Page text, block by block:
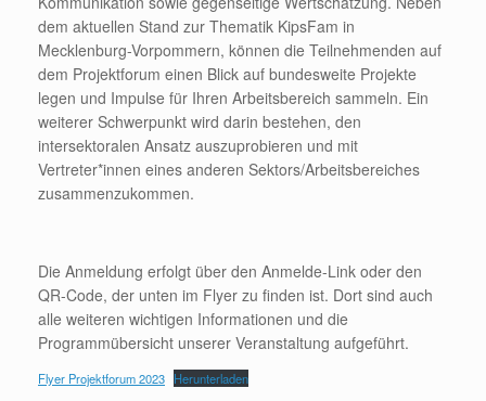
dem aktuellen Stand zur Thematik KipsFam in
Mecklenburg-Vorpommern, können die Teilnehmenden auf
dem Projektforum einen Blick auf bundesweite Projekte
legen und Impulse für Ihren Arbeitsbereich sammeln. Ein
weiterer Schwerpunkt wird darin bestehen, den
intersektoralen Ansatz auszuprobieren und mit
Vertreter*innen eines anderen Sektors/Arbeitsbereiches
zusammenzukommen.
Die Anmeldung erfolgt über den Anmelde-Link oder den
QR-Code, der unten im Flyer zu finden ist. Dort sind auch
alle weiteren wichtigen Informationen und die
Programmübersicht unserer Veranstaltung aufgeführt.
Flyer Projektforum 2023 Herunterladen